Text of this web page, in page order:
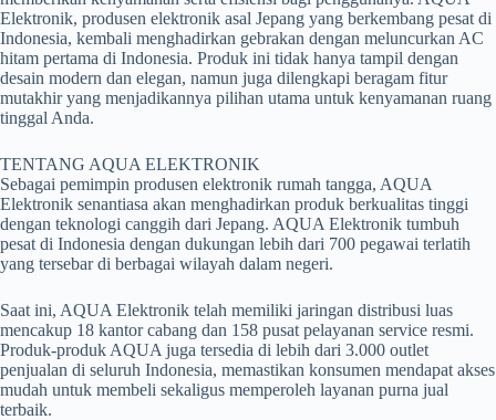
Elektronik, produsen elektronik asal Jepang yang berkembang pesat di
Indonesia, kembali menghadirkan gebrakan dengan meluncurkan AC
hitam pertama di Indonesia. Produk ini tidak hanya tampil dengan
desain modern dan elegan, namun juga dilengkapi beragam fitur
mutakhir yang menjadikannya pilihan utama untuk kenyamanan ruang
tinggal Anda.
TENTANG AQUA ELEKTRONIK
Sebagai pemimpin produsen elektronik rumah tangga, AQUA
Elektronik senantiasa akan menghadirkan produk berkualitas tinggi
dengan teknologi canggih dari Jepang. AQUA Elektronik tumbuh
pesat di Indonesia dengan dukungan lebih dari 700 pegawai terlatih
yang tersebar di berbagai wilayah dalam negeri.
Saat ini, AQUA Elektronik telah memiliki jaringan distribusi luas
mencakup 18 kantor cabang dan 158 pusat pelayanan service resmi.
Produk-produk AQUA juga tersedia di lebih dari 3.000 outlet
penjualan di seluruh Indonesia, memastikan konsumen mendapat akses
mudah untuk membeli sekaligus memperoleh layanan purna jual
terbaik.